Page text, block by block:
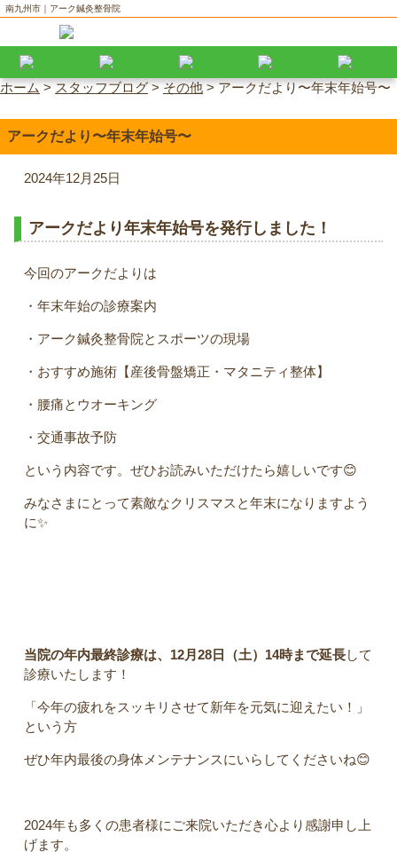
南九州市｜アーク鍼灸整骨院
ホーム>スタッフブログ>その他>アークだより〜年末年始号〜
アークだより〜年末年始号〜
2024年12月25日
アークだより年末年始号を発行しました！
今回のアークだよりは
・年末年始の診療案内
・アーク鍼灸整骨院とスポーツの現場
・おすすめ施術【産後骨盤矯正・マタニティ整体】
・腰痛とウオーキング
・交通事故予防
という内容です。ぜひお読みいただけたら嬉しいです😊
みなさまにとって素敵なクリスマスと年末になりますよう
に✨
当院の年内最終診療は、 12月28日（土）14時まで延長して
診療いたします！
「今年の疲れをスッキリさせて新年を元気に迎えたい！」
という方
ぜひ年内最後の身体メンテナンスにいらしてくださいね😊
2024年も多くの患者様にご来院いただき心より感謝申し上
げます。